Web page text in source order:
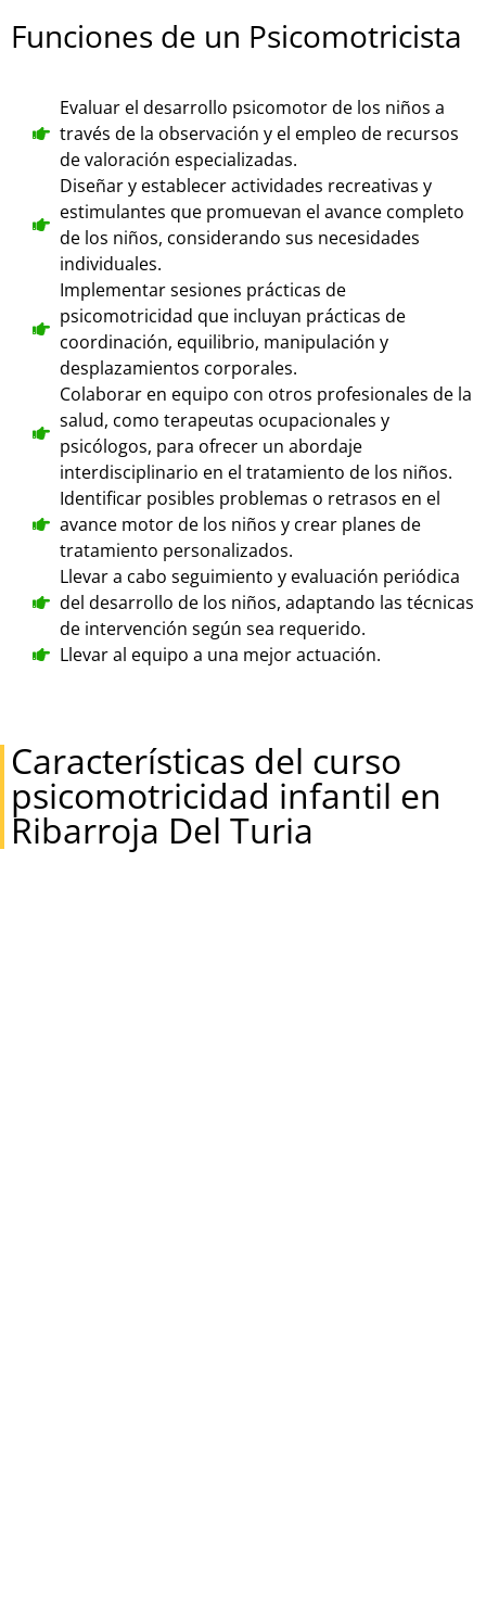
Funciones de un Psicomotricista
Evaluar el desarrollo psicomotor de los niños a
través de la observación y el empleo de recursos
de valoración especializadas.
Diseñar y establecer actividades recreativas y
estimulantes que promuevan el avance completo
de los niños, considerando sus necesidades
individuales.
Implementar sesiones prácticas de
psicomotricidad que incluyan prácticas de
coordinación, equilibrio, manipulación y
desplazamientos corporales.
Colaborar en equipo con otros profesionales de la
salud, como terapeutas ocupacionales y
psicólogos, para ofrecer un abordaje
interdisciplinario en el tratamiento de los niños.
Identificar posibles problemas o retrasos en el
avance motor de los niños y crear planes de
tratamiento personalizados.
Llevar a cabo seguimiento y evaluación periódica
del desarrollo de los niños, adaptando las técnicas
de intervención según sea requerido.
Llevar al equipo a una mejor actuación.
Características del curso
psicomotricidad infantil en
Ribarroja Del Turia